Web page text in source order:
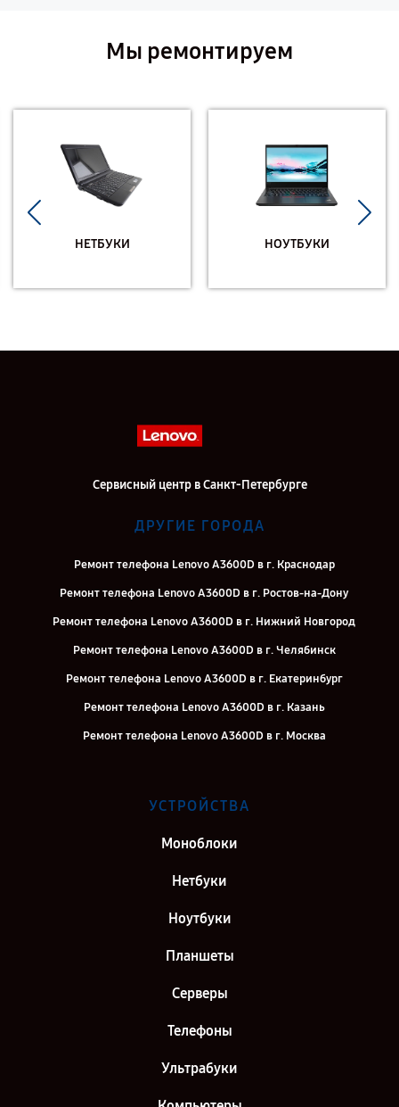
Мы ремонтируем
НЕТБУКИ НОУТБУКИ
Сервисный центр в Санкт-Петербурге
ДРУГИЕ ГОРОДА
Ремонт телефона Lenovo A3600D в г. Краснодар
Ремонт телефона Lenovo A3600D в г. Ростов-на-Дону
Ремонт телефона Lenovo A3600D в г. Нижний Новгород
Ремонт телефона Lenovo A3600D в г. Челябинск
Ремонт телефона Lenovo A3600D в г. Екатеринбург
Ремонт телефона Lenovo A3600D в г. Казань
Ремонт телефона Lenovo A3600D в г. Москва
УСТРОЙСТВА
Моноблоки
Нетбуки
Ноутбуки
Планшеты
Серверы
Телефоны
Ультрабуки